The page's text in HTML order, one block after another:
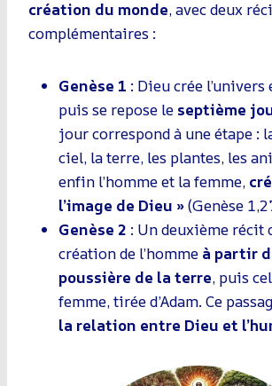
création du monde, avec deux
complémentaires :
Genèse 1 : Dieu crée l’univers
puis se repose le septième
jour correspond à une étape :
ciel, la terre, les plantes, les
enfin l’homme et la femme,
l’image de Dieu »(Genèse
Genèse 2 : Un deuxième récit
création de l’homme à partir
poussière de la terre, puis
femme, tirée d’Adam. Ce
la relation entre Dieu et